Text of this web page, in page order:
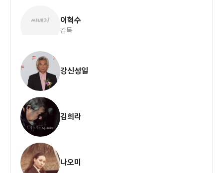
이혁수
감독
강신성일
김희라
나오미